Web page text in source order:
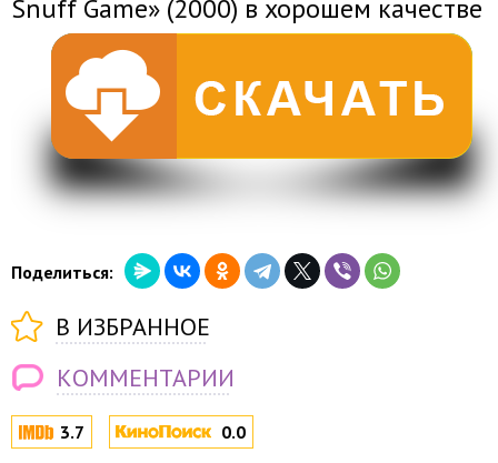
3.7 0.0
Snuff Game» (2000) в хорошем качестве
Поделиться:
В ИЗБРАННОЕ
КОММЕНТАРИИ